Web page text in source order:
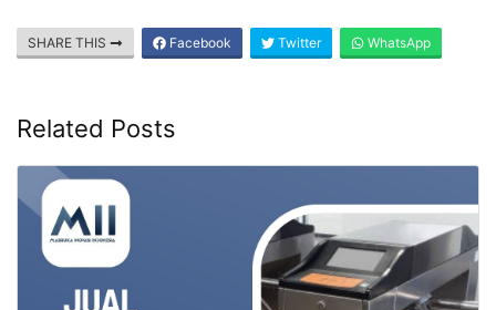
SHARE THIS Facebook Twitter WhatsApp
Related Posts